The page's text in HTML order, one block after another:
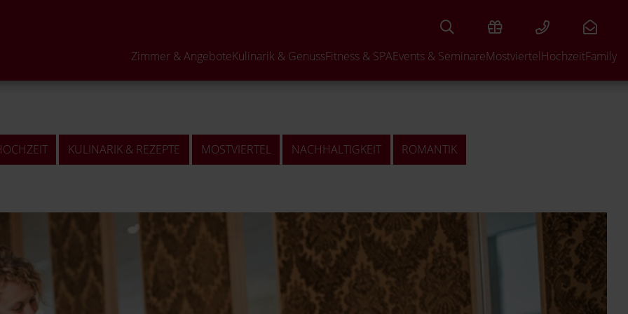
Zimmer & AngeboteKulinarik & GenussFitness & SPAEvents & SeminareMostviertelHochzeitFamily
KULINARIK & REZEPTE MOSTVIERTEL NACHHALTIGKEIT ROMANTIK